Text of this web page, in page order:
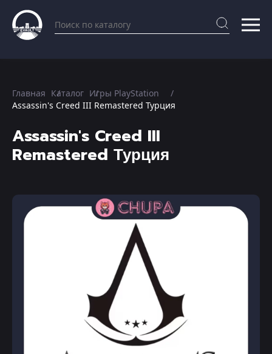
Главная Каталог Игры PlayStation
Assassin's Creed III Remastered Турция
Assassin's Creed III
Remastered Турция